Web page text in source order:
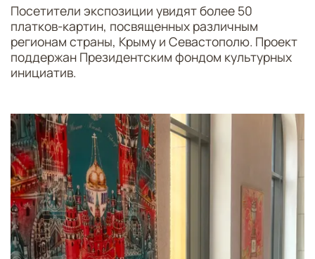
Посетители экспозиции увидят более 50
платков-картин, посвященных различным
регионам страны, Крыму и Севастополю. Проект
поддержан Президентским фондом культурных
инициатив.